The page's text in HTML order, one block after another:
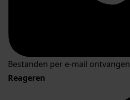
Bestanden per e-mail ontvangen
Reageren